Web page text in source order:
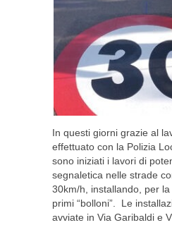
In questi giorni grazie al
effettuato con la Polizia
sono iniziati i lavori di
segnaletica nelle strade
30km/h, installando, per
primi “bolloni”. Le
avviate in Via Garibaldi e